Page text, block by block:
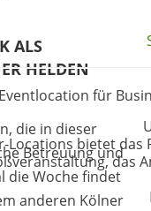
für
bietet das
das
ALS
HELDEN
die in dieser
Betreuung und
die Woche findet
anderen Kölner